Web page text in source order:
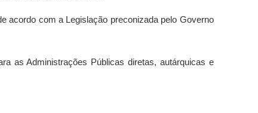
acordo com a Legislação preconizada pelo Governo
as Administrações Públicas diretas, autárquicas e